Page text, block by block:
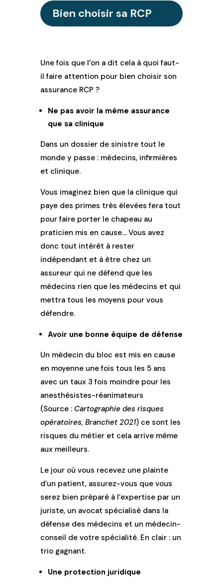
Bien choisir sa RCP
Une fois que l’on a dit cela à quoi faut-
il faire attention pour bien choisir son
assurance RCP ?
Ne pas avoir la même assurance
que sa clinique
Dans un dossier de sinistre tout le
monde y passe : médecins, infirmières
et clinique.
Vous imaginez bien que la clinique qui
paye des primes très élevées fera tout
pour faire porter le chapeau au
praticien mis en cause… Vous avez
donc tout intérêt à rester
indépendant et à être chez un
assureur qui ne défend que les
médecins rien que les médecins et qui
mettra tous les moyens pour vous
défendre.
Avoir une bonne équipe de défense
Un médecin du bloc est mis en cause
en moyenne une fois tous les 5 ans
avec un taux 3 fois moindre pour les
anesthésistes-réanimateurs
(Source : Cartographie des risques
opératoires, Branchet 2021) ce sont les
risques du métier et cela arrive même
aux meilleurs.
Le jour où vous recevez une plainte
d’un patient, assurez-vous que vous
serez bien préparé à l’expertise par un
juriste, un avocat spécialisé dans la
défense des médecins et un médecin-
conseil de votre spécialité. En clair : un
trio gagnant.
Une protection juridique